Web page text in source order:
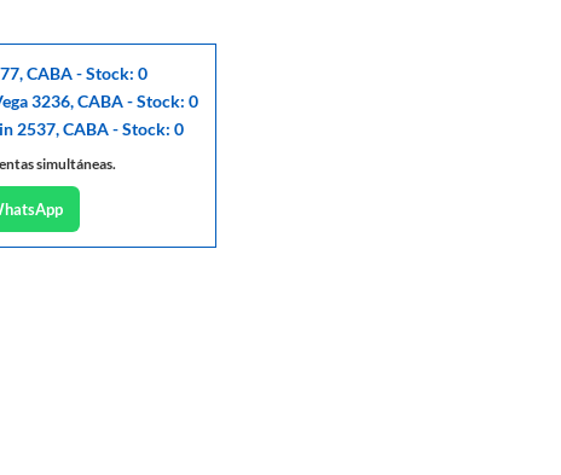
CABA - Stock: 0
3236, CABA - Stock: 0
2537, CABA - Stock: 0
simultáneas.